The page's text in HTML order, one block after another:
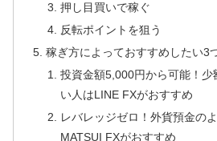
押し目買いで稼ぐ
反転ポイントを狙う
稼ぎ方によっておすすめしたい3
投資金額5,000円から可能！少
い人はLINE FXがおすすめ
レバレッジゼロ！外貨預金の
MATSUI FXがおすすめ